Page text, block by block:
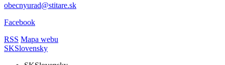
obecnyurad@stitare.sk
Facebook
RSS Mapa webu
SKSlovensky